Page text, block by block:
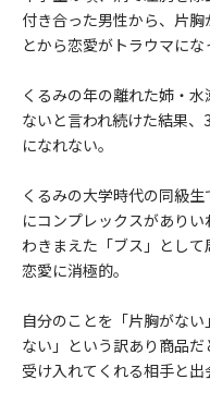
付き合った男性から、片
とから恋愛がトラウマにな
くるみの年の離れた姉・
ないと言われ続けた結果
になれない。
くるみの大学時代の同級
にコンプレックスがありい
わきまえた「ブス」として
恋愛に消極的。
自分のことを「片胸がな
ない」という訳あり商品
受け入れてくれる相手と出